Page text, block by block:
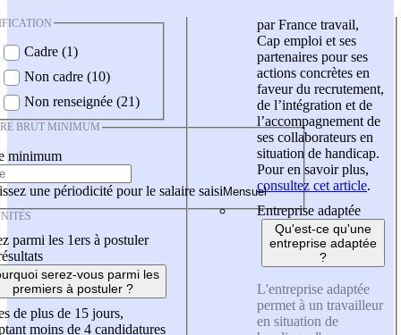
Cadre (1)
Non cadre (10)
Non renseignée (21)
BRUT MINIMUM
minimum
une périodicité pour le salaire saisi
parmi les 1ers à postuler
serez-vous parmi les
premiers à postuler ?
de plus de 15 jours,
moins de 4 candidatures
par France travail,
Cap emploi et ses
partenaires pour ses
actions concrètes en
faveur du recrutement,
de l’intégration et de
l’accompagnement de
ses collaborateurs en
situation de handicap.
Pour en savoir plus,
consultez cet article.
Entreprise adaptée
Qu'est-ce qu'une
entreprise adaptée
?
L'entreprise adaptée
permet à un travailleur
en situation de